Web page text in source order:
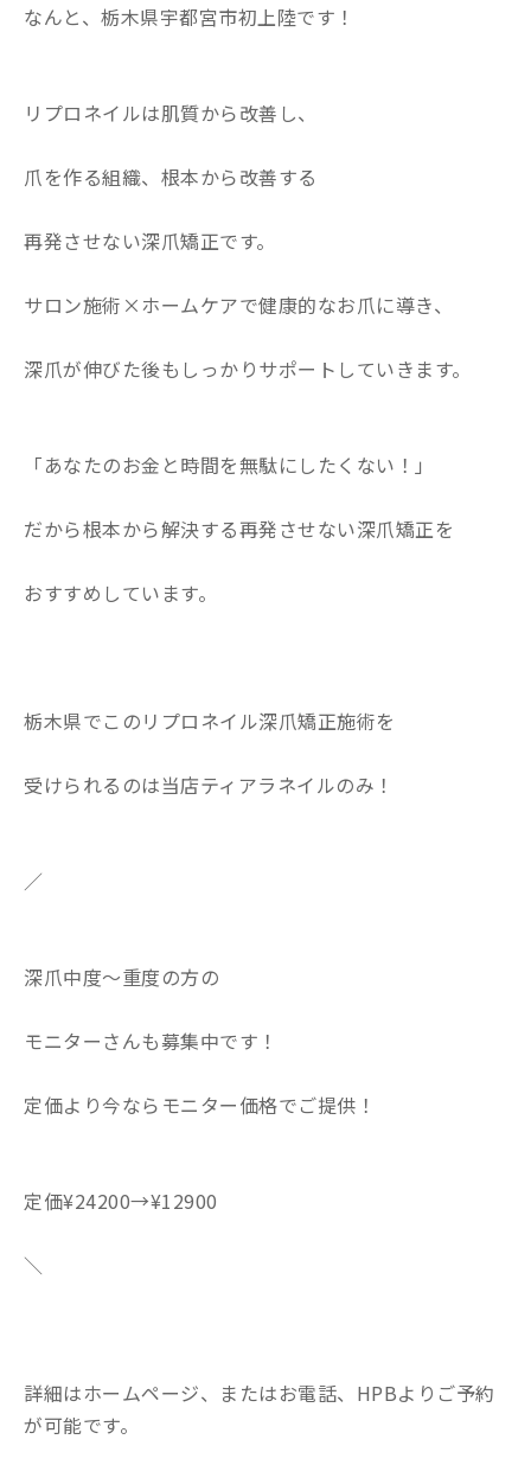
なんと、栃木県宇都宮市初上陸です！
リプロネイルは肌質から改善し、
爪を作る組織、根本から改善する
再発させない深爪矯正です。
サロン施術×ホームケアで健康的なお爪に導き、
深爪が伸びた後もしっかりサポートしていきます。
「あなたのお金と時間を無駄にしたくない！」
だから根本から解決する再発させない深爪矯正を
おすすめしています。
栃木県でこのリプロネイル深爪矯正施術を
受けられるのは当店ティアラネイルのみ！
／
深爪中度〜重度の方の
モニターさんも募集中です！
定価より今ならモニター価格でご提供！
定価¥24200→¥12900
＼
詳細はホームページ、またはお電話、HPBよりご予約
が可能です。